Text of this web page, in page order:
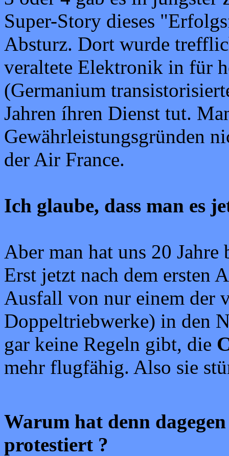
Super-Story dieses
Absturz. Dort wurde
veraltete Elektronik in für
(Germanium
Jahren íhren Dienst tut.
Gewährleistungsgründen
der Air France.
Ich glaube, dass man es
Aber man hat uns 20 Jahre
Erst jetzt nach dem ersten
Ausfall von nur einem der
Doppeltriebwerke) in den
gar keine Regeln gibt, die
mehr flugfähig. Also sie
Warum hat denn
protestiert ?